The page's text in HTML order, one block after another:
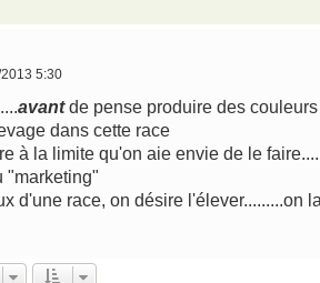
5:30
avantde pense produire des
dans cette race
à la limite qu'on aie envie de le
"marketing"
d'une race, on désire l'élever.........on